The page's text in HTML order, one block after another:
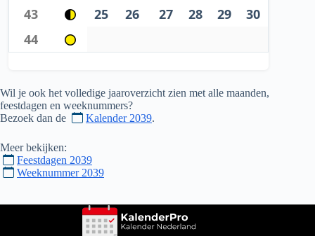
43
25 26 27 28 29
30
44
Wil je ook het volledige jaaroverzicht zien met alle maanden,
feestdagen en weeknummers?
Bezoek dan de
Kalender 2039.
Meer bekijken:
Feestdagen 2039
Weeknummer 2039